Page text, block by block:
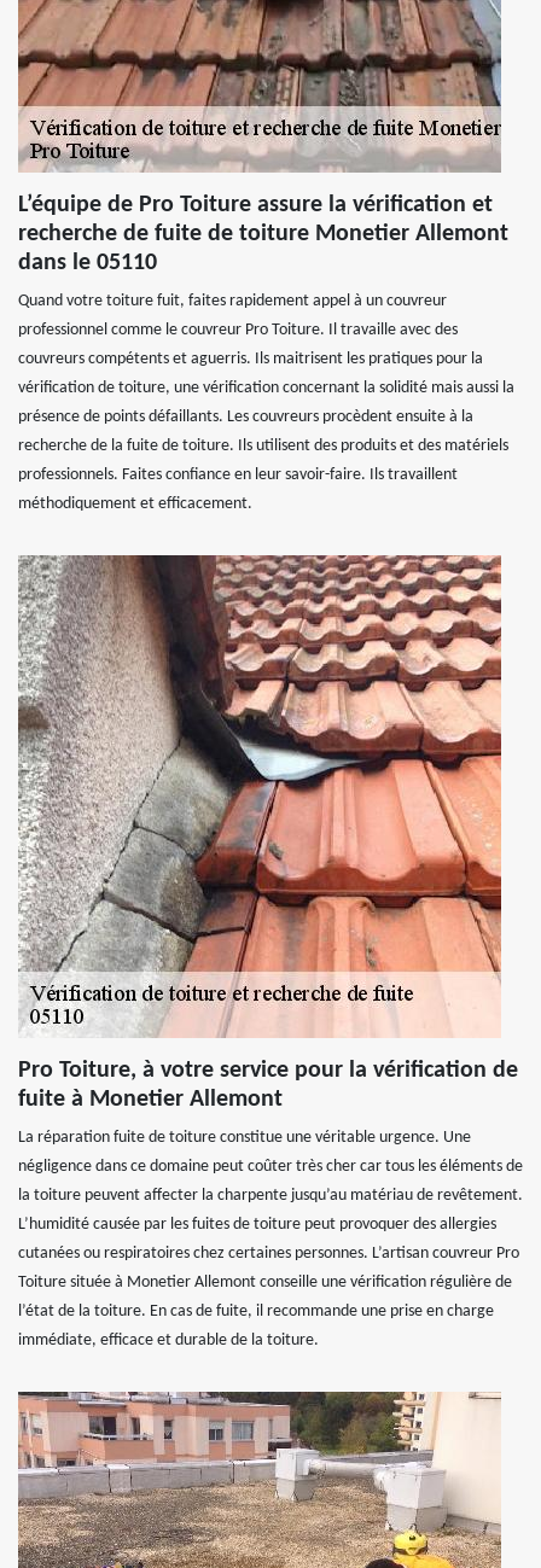
L’équipe de Pro Toiture assure la vérification et
recherche de fuite de toiture Monetier Allemont
dans le 05110
Quand votre toiture fuit, faites rapidement appel à un couvreur
professionnel comme le couvreur Pro Toiture. Il travaille avec des
couvreurs compétents et aguerris. Ils maitrisent les pratiques pour la
vérification de toiture, une vérification concernant la solidité mais aussi la
présence de points défaillants. Les couvreurs procèdent ensuite à la
recherche de la fuite de toiture. Ils utilisent des produits et des matériels
professionnels. Faites confiance en leur savoir-faire. Ils travaillent
méthodiquement et efficacement.
Pro Toiture, à votre service pour la vérification de
fuite à Monetier Allemont
La réparation fuite de toiture constitue une véritable urgence. Une
négligence dans ce domaine peut coûter très cher car tous les éléments de
la toiture peuvent affecter la charpente jusqu’au matériau de revêtement.
L’humidité causée par les fuites de toiture peut provoquer des allergies
cutanées ou respiratoires chez certaines personnes. L’artisan couvreur Pro
Toiture située à Monetier Allemont conseille une vérification régulière de
l’état de la toiture. En cas de fuite, il recommande une prise en charge
immédiate, efficace et durable de la toiture.